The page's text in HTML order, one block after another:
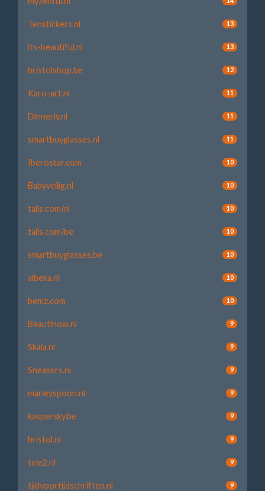
Tenstickers.nl 13
its-beautiful.nl 13
bristolshop.be 12
Karo-art.nl 11
Dinnerly.nl 11
smartbuyglasses.nl 11
Iberostar.com 10
Babyveilig.nl 10
tails.com/nl 10
tails.com/be 10
smartbuyglasses.be 10
albeka.nl 10
bemz.com 10
Beautinow.nl 9
Skala.nl 9
Sneakers.nl 9
marleyspoon.nl 9
kaspersky.be 9
bristol.nl 9
tele2.nl 9
tijdvoortijdschriften.nl 9